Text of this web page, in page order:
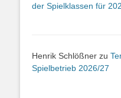
der Spielklassen für
Henrik Schlößner zu
Spielbetrieb 2026/27